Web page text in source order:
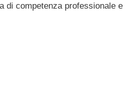
di competenza professionale e